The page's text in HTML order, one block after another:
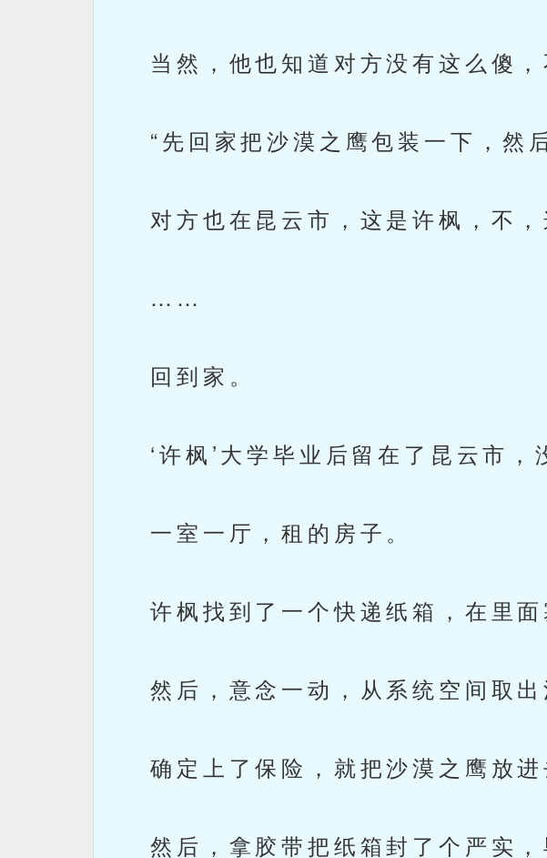
当然，他也知道对方没有这么傻，
“先回家把沙漠之鹰包装一下，然
对方也在昆云市，这是许枫，不，
……
回到家。
‘许枫’大学毕业后留在了昆云市，
一室一厅，租的房子。
许枫找到了一个快递纸箱，在里面
然后，意念一动，从系统空间取出
确定上了保险，就把沙漠之鹰放进
然后，拿胶带把纸箱封了个严实，